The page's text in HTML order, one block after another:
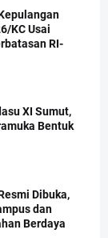
KC Usai
RI-
XI Sumut,
Bentuk
Dibuka,
dan
Berdaya